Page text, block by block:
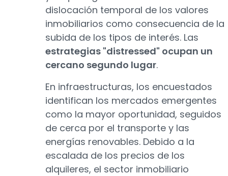
dislocación temporal de los valores
inmobiliarios como consecuencia de la
subida de los tipos de interés. Las
estrategias "distressed" ocupan un
cercano segundo lugar.
En infraestructuras, los encuestados
identifican los mercados emergentes
como la mayor oportunidad, seguidos
de cerca por el transporte y las
energías renovables. Debido a la
escalada de los precios de los
alquileres, el sector inmobiliario